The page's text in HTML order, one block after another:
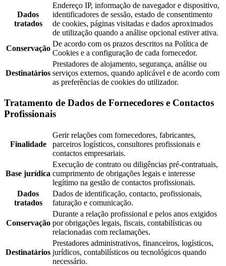
Dados
tratados
Endereço IP, informação de navegador e dispositivo,
identificadores de sessão, estado de consentimento
de cookies, páginas visitadas e dados aproximados
de utilização quando a análise opcional estiver ativa.
Conservação
De acordo com os prazos descritos na Política de
Cookies e a configuração de cada fornecedor.
Destinatários
Prestadores de alojamento, segurança, análise ou
serviços externos, quando aplicável e de acordo com
as preferências de cookies do utilizador.
Tratamento de Dados de Fornecedores e Contactos
Profissionais
Finalidade
Gerir relações com fornecedores, fabricantes,
parceiros logísticos, consultores profissionais e
contactos empresariais.
Base jurídica
Execução de contrato ou diligências pré-contratuais,
cumprimento de obrigações legais e interesse
legítimo na gestão de contactos profissionais.
Dados
tratados
Dados de identificação, contacto, profissionais,
faturação e comunicação.
Conservação
Durante a relação profissional e pelos anos exigidos
por obrigações legais, fiscais, contabilísticas ou
relacionadas com reclamações.
Destinatários
Prestadores administrativos, financeiros, logísticos,
jurídicos, contabilísticos ou tecnológicos quando
necessário.